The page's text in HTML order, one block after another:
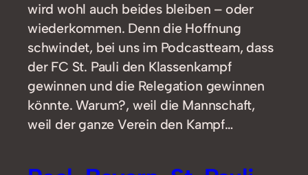
wird wohl auch beides bleiben – oder
wiederkommen. Denn die Hoffnung
schwindet, bei uns im Podcastteam, dass
der FC St. Pauli den Klassenkampf
gewinnen und die Relegation gewinnen
könnte. Warum?, weil die Mannschaft,
weil der ganze Verein den Kampf…